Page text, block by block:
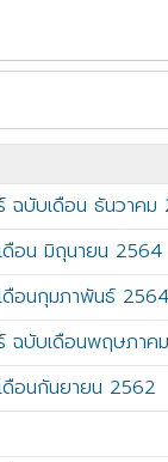
ฉบับเดือน ธันวาคม
อน มิถุนายน 2564
ดือนกุมภาพันธ์ 2564
ฉบับเดือนพฤษภาค
อนกันยายน 2562